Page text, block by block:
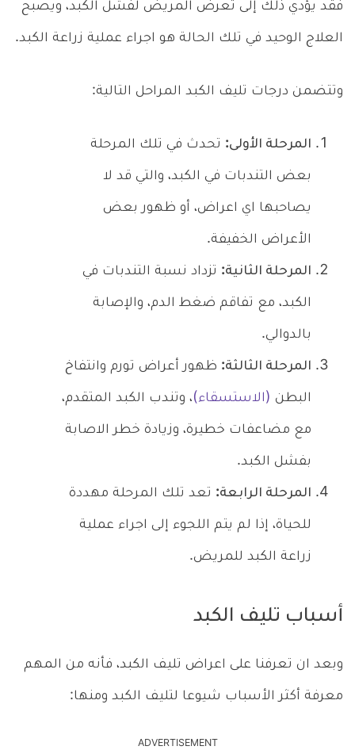
فقد يؤدي ذلك إلى تعرض المريض لفشل الكبد، ويصبح
العلاج الوحيد في تلك الحالة هو اجراء عملية زراعة الكبد.
وتتضمن درجات تليف الكبد المراحل التالية:
المرحلة الأولى: تحدث في تلك المرحلة
بعض التندبات في الكبد، والتي قد لا
يصاحبها اي اعراض، أو ظهور بعض
الأعراض الخفيفة.
المرحلة الثانية: تزداد نسبة التندبات في
الكبد، مع تفاقم ضغط الدم، والإصابة
بالدوالي.
المرحلة الثالثة: ظهور أعراض تورم وانتفاخ
البطن (الاستسقاء)، وتندب الكبد المتقدم،
مع مضاعفات خطيرة، وزيادة خطر الاصابة
بفشل الكبد.
المرحلة الرابعة: تعد تلك المرحلة مهددة
للحياة، إذا لم يتم اللجوء إلى اجراء عملية
زراعة الكبد للمريض.
أسباب تليف الكبد
وبعد ان تعرفنا على اعراض تليف الكبد، فأنه من المهم
معرفة أكثر الأسباب شيوعا لتليف الكبد ومنها:
ADVERTISEMENT